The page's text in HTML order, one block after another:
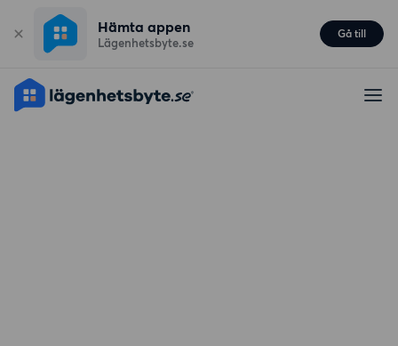
Hämta appen
Lägenhetsbyte.se
Gå till